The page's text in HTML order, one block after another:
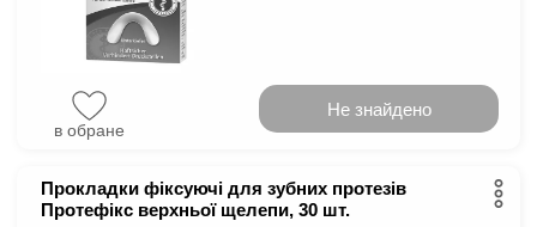
в обране
Не знайдено
Прокладки фіксуючі для зубних протезів
Протефікс верхньої щелепи, 30 шт.